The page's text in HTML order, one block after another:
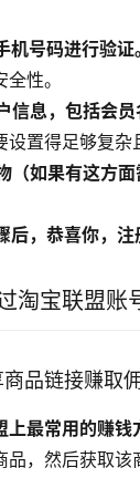
机号码进行验证
性。
信息，包括会员
设置得足够复杂
（如果有这方
后，恭喜你，注
淘宝联盟账
商品链接赚取
上最常用的赚钱
品，然后获取